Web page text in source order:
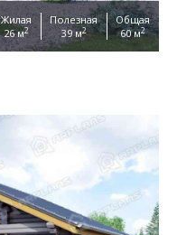
Жилая
26 м2
Полезная
39 м2
Общая
60 м2